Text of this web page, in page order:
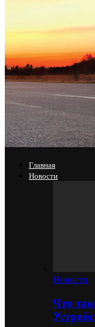
Главная
Новости
Новости
Что